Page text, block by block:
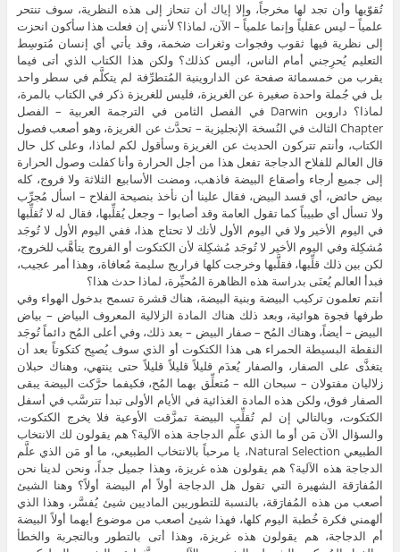
تُقوّيها وأن تجد لها مخرجاً، وإلا إياك أن تنحاز إلى هذه النظرية، سوف تنتحر
علمياً – ليس عقلياً وإنما علمياً – الآن، لماذا؟ لأنني إن فعلت هذا سأكون انحزت
إلى نظرية فيها ثقوب وفجوات وثغرات ضخمة، وقد يأتي أي إنسان مُتوسِط
التعليم يُحرِجني أمام الناس، أليس كذلك؟ ولكن هذا الكتاب الذي أتى فيما
يقرب من خمسمائة صفحة عن الداروينية المُتطرِّفة لم يتكلَّم في سطر واحد
بل في جُملة واحدة صغيرة عن الغريزة، فليس للغريزة ذكر في الكتاب بالمرة،
لماذا؟ داروين Darwin في الفصل الثامن في الترجمة العربية – الفصل
Chapter الثالث في النُسخة الإنجليزية – تحدَّث عن الغريزة، وهو أصعب فصول
الكتاب، وأنتم تتركون الحديث عن الغريزة وسأقول لكم لماذا، وعلى كل حال
قال العالم للفلاح الدجاجة تفعل هذا من أجل الحرارة وأنا كفلت وصول الحرارة
إلى جميع أرجاء وأصقاع البيضة فاذهب، ومضت الأسابيع الثلاثة ولا فروج، كله
بيض حائض، أي فسد البيض، فقال علينا أن نأخذ بنصيحة الفلاح – اسأل مُجرِّب
ولا تسأل أي طبيباً كما تقول العامة وقد أصابوا – وجعل يُقلِّبها، فقال له لا تُقلِّبها
في اليوم الأخير ولا في اليوم الأول لأنك لا تحتاج هذا، ففي اليوم الأول لا تُوجَد
مُشكِلة وفي اليوم الأخير لا تُوجَد مُشكِلة لأن الكتكوت أو الفروج يتأهَّب للخروج،
لكن بين ذلك قلِّبها، فقلَّبها وخرجت كلها فراريج سليمة مُعافاة، وهذا أمر عجيب،
فبدأ العالم يُعنَى بدراسة هذه الظاهرة المُحيِّرة، لماذا حدث هذا؟
أنتم تعلمون تركيب البيضة وبنية البيضة، هناك قشرة تسمح بدخول الهواء وفي
طرفها فجوة هوائية، وبعد ذلك هناك المادة الزلالية المعروف البياض – بياض
البيض – أيضاً، وهناك المُح – صفار البيض – بعد ذلك، وفي أعلى المُح دائماً تُوجَد
النقطة البسيطة الحمراء هى هذا الكتكوت أو الذي سوف يُصبِح كتكوتاً بعد أن
يتغذَّى على الصفار، والصفار يُعدَم قليلاً قليلاً قليلاً حتى ينتهي، وهناك حبلان
زلاليان مفتولان – سبحان الله – مُتعلِّق بهما المُح، فكيفما حرَّكت البيضة يبقى
الصفار فوق، ولكن هذه المادة الغذائية في الأيام الأولى تبدأ تترسَّب في أسفل
الكتكوت، وبالتالي إن لم تُقلِّب البيضة تمزَّقت الأوعية فلا يخرج الكتكوت،
والسؤال الآن مَن أو ما الذي علَّم الدجاجة هذه الآلية؟ هم يقولون لك الانتخاب
الطبيعي Natural Selection، يا مرحباً بالانتخاب الطبيعي، ما أو مَن الذي علَّم
الدجاجة هذه الآلية؟ هم يقولون هذه غريزة، وهذا جميل جداً، ونحن لدينا نحن
المُفارَقة الشهيرة التي تقول هل الدجاجة أولاً أم البيضة أولاً؟ وهنا الشيئ
أصعب من هذه المُفارَقة، بالنسبة للتطوريين الماديين شيئ يُفسَّر، وهذا الذي
ألهمني فكرة خُطبة اليوم كلها، فهذا شيئ أصعب من موضوع أيهما أولاً البيضة
أم الدجاجة، هم يقولون هذه غريزة، وهذا أتى بالتطور وبالتجربة والخطأ